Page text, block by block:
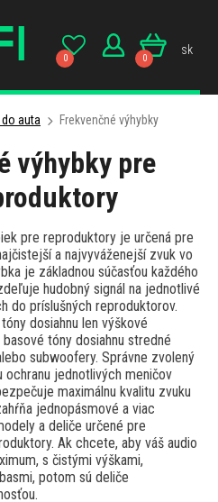
0 0
sk
auta Frekvenčné výhybky
výhybky pre
pre reproduktory je určená pre
a najvyváženejší zvuk vo
je základnou súčasťou každého
hudobný signál na jednotlivé
do príslušných reproduktorov.
dosiahnu len výškové
tóny dosiahnu stredné
subwoofery. Správne zvolený
jednotlivých meničov
maximálnu kvalitu zvuku
jednopásmové a viac
a deliče určené pre
Ak chcete, aby váš audio
s čistými výškami,
potom sú deliče